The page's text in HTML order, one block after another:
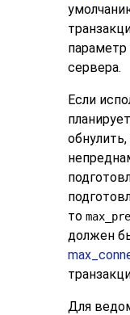
сервера.
Если
то
должен
Для